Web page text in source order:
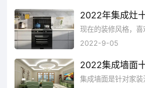
2022年集成灶
2022-9-05
2022集成墙面